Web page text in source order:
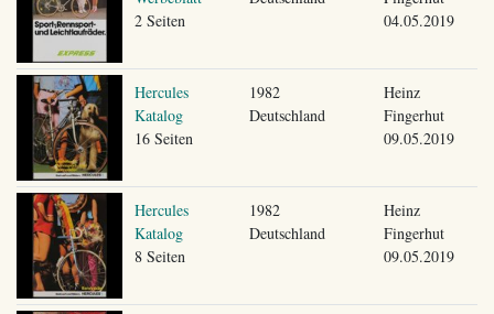
2 Seiten
04.05.2019
Hercules
Katalog
16 Seiten
1982
Deutschland
Heinz
Fingerhut
09.05.2019
Hercules
Katalog
8 Seiten
1982
Deutschland
Heinz
Fingerhut
09.05.2019